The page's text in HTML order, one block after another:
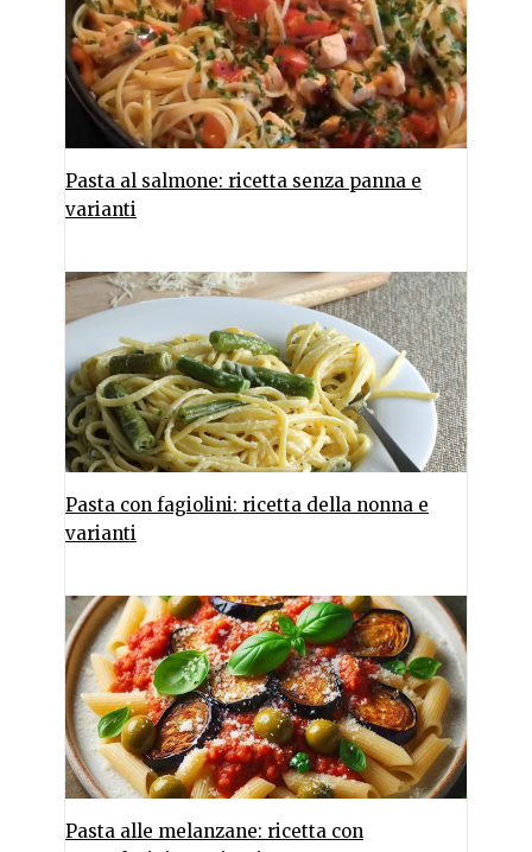
Pasta al salmone: ricetta senza panna e
varianti
Pasta con fagiolini: ricetta della nonna e
varianti
Pasta alle melanzane: ricetta con